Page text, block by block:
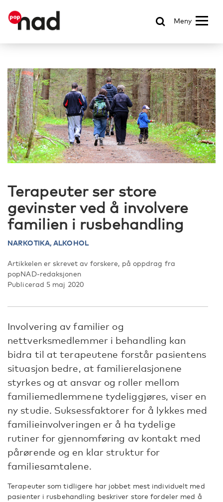
Meny
Terapeuter ser store
gevinster ved å involvere
familien i rusbehandling
NARKOTIKA, ALKOHOL
Artikkelen er skrevet av forskere, på oppdrag fra
popNAD-redaksjonen
Publicerad 5 maj 2020
Involvering av familier og
nettverksmedlemmer i behandling kan
bidra til at terapeutene forstår pasientens
situasjon bedre, at familierelasjonene
styrkes og at ansvar og roller mellom
familiemedlemmene tydeliggjøres, viser en
ny studie. Suksessfaktorer for å lykkes med
familieinvolveringen er å ha tydelige
rutiner for gjennomføring av kontakt med
pårørende og en klar struktur for
familiesamtalene.
Terapeuter som tidligere har jobbet mest individuelt med
pasienter i rusbehandling beskriver store fordeler med å